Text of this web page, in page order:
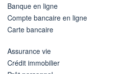
Banque en ligne
Compte bancaire en ligne
Carte bancaire
Assurance vie
Crédit immobilier